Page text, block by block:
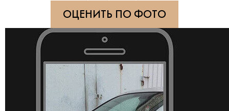
ОЦЕНИТЬ ПО ФОТО